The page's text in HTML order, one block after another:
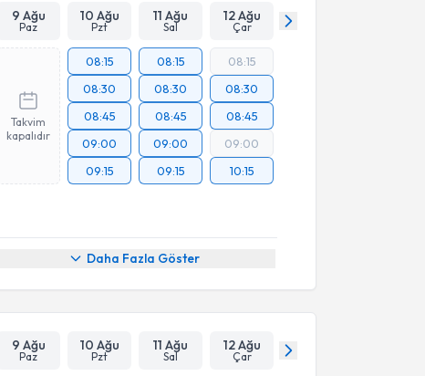
9 Ağu
Paz
10 Ağu
Pzt
11 Ağu
Sal
12 Ağu
Çar
Takvim
kapalıdır
08:15
08:30
08:45
09:00
09:15
08:15
08:30
08:45
09:00
09:15
08:15
08:30
08:45
09:00
10:15
Daha Fazla Göster
9 Ağu
Paz
10 Ağu
Pzt
11 Ağu
Sal
12 Ağu
Çar